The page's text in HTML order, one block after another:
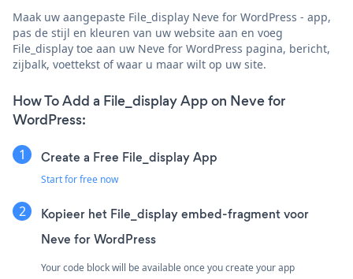
Maak uw aangepaste File_display Neve for WordPress - app,
pas de stijl en kleuren van uw website aan en voeg
File_display toe aan uw Neve for WordPress pagina, bericht,
zijbalk, voettekst of waar u maar wilt op uw site.
How To Add a File_display App on Neve for
WordPress:
Create a Free File_display App
Start for free now
Kopieer het File_display embed-fragment voor
Neve for WordPress
Your code block will be available once you create your app